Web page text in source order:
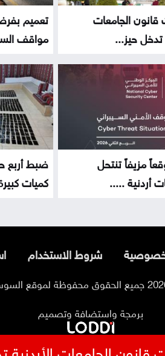
قانون الجامعات
تدخل حيز...
تعميم
مواقف
موقعاً مزيفاً تنتحل
أردنية .....
ضبط أربع
كميات
شروط الاستخدام
السوسنة
برمجة واستضافة وتصميم